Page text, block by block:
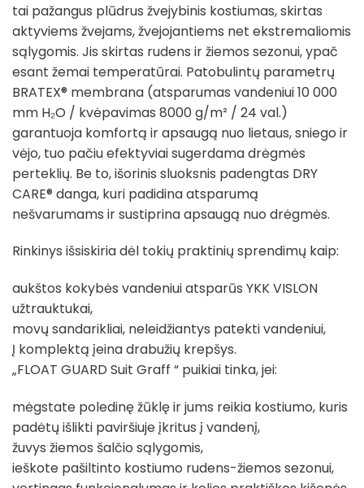
tai pažangus plūdrus žvejybinis kostiumas, skirtas
aktyviems žvejams, žvejojantiems net ekstremaliomis
sąlygomis. Jis skirtas rudens ir žiemos sezonui, ypač
esant žemai temperatūrai. Patobulintų parametrų
BRATEX® membrana (atsparumas vandeniui 10 000
mm H₂O / kvėpavimas 8000 g/m² / 24 val.)
garantuoja komfortą ir apsaugą nuo lietaus, sniego ir
vėjo, tuo pačiu efektyviai sugerdama drėgmės
perteklių. Be to, išorinis sluoksnis padengtas DRY
CARE® danga, kuri padidina atsparumą
nešvarumams ir sustiprina apsaugą nuo drėgmės.
Rinkinys išsiskiria dėl tokių praktinių sprendimų kaip:
aukštos kokybės vandeniui atsparūs YKK VISLON
užtrauktukai,
movų sandarikliai, neleidžiantys patekti vandeniui,
Į komplektą įeina drabužių krepšys.
„FLOAT GUARD Suit Graff “ puikiai tinka, jei:
mėgstate poledinę žūklę ir jums reikia kostiumo, kuris
padėtų išlikti paviršiuje įkritus į vandenį,
žuvys žiemos šalčio sąlygomis,
ieškote pašiltinto kostiumo rudens-žiemos sezonui,